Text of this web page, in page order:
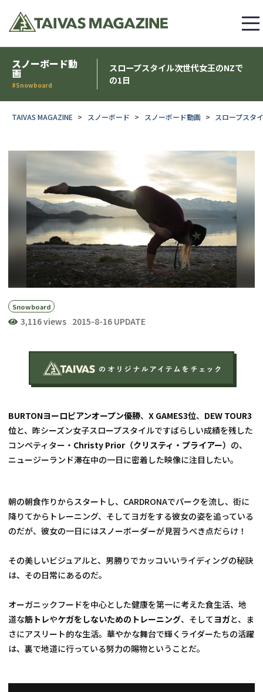
スノーボード動
画
#Snowboard
スロープスタイル次世代女王のNZで
の1日
TAIVAS MAGAZINE スノーボード スノーボード動画 スロープスタ
Snowboard
3,116 views 2015-8-16 UPDATE
BURTONヨーロピアンオープン優勝、X GAMES3位、 DEW TOUR3
位と、昨シーズン女子スロープスタイルですばらしい成績を残した
コンペティター・ Christy Prior（クリスティ・プライアー） の、
ニュージーランド滞在中の一日に密着した映像に注目したい。
朝の朝食作りからスタートし、CARDRONAでパークを流し、街に
降りてからトレーニング、そしてヨガをする彼女の姿を追っている
のだが、彼女の一日にはスノーボーダーが見習うべき点だらけ！
その美しいビジュアルと、男勝りでカッコいいライディングの秘訣
は、その日常にあるのだ。
オーガニックフードを中心とした健康を第一に考えた食生活、地
道な筋トレやケガをしないためのトレーニング、そしてヨガと、ま
さにアスリート的な生活。華やかな舞台で輝くライダーたちの活躍
は、裏で地道に行っている努力の賜物ということだ。